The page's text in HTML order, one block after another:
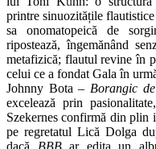
printre sinuozitățile
sa onomatopeică de
ripostează, îngemănând
metafizică; flautul revine în
celui ce a fondat Gala în
Johnny Bota – Borangic
excelează prin
Szekernes confirmă din plin
pe regretatul Lică Dolga
dacă BBBar edita un